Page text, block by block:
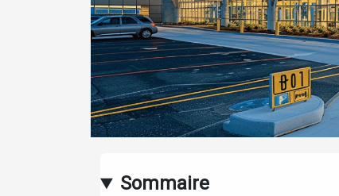
Sommaire